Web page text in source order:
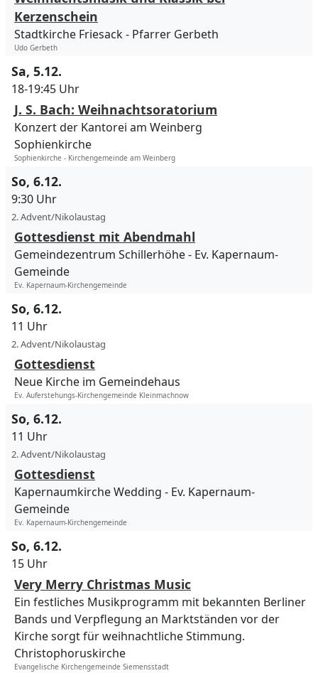
Kerzenschein
Stadtkirche Friesack Pfarrer Gerbeth
Udo Gerbeth
Sa, 5.12.
18-19:45 Uhr
J. S. Bach: Weihnachtsoratorium
Konzert der Kantorei am Weinberg
Sophienkirche
Sophienkirche - Kirchengemeinde am Weinberg
So, 6.12.
9:30 Uhr
2. Advent/Nikolaustag
Gottesdienst mit Abendmahl
Gemeindezentrum Schillerhöhe
Ev. Kapernaum-
Gemeinde
Ev. Kapernaum-Kirchengemeinde
So, 6.12.
11 Uhr
2. Advent/Nikolaustag
Gottesdienst
Neue Kirche im Gemeindehaus
Ev. Auferstehungs-Kirchengemeinde Kleinmachnow
So, 6.12.
11 Uhr
2. Advent/Nikolaustag
Gottesdienst
Kapernaumkirche Wedding
Ev. Kapernaum-
Gemeinde
Ev. Kapernaum-Kirchengemeinde
So, 6.12.
15 Uhr
Very Merry Christmas Music
Ein festliches Musikprogramm mit bekannten Berliner
Bands und Verpflegung an Marktständen vor der
Kirche sorgt für weihnachtliche Stimmung.
Christophoruskirche
Evangelische Kirchengemeinde Siemensstadt